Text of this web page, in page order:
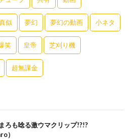
似 夢幻 夢幻の動画 小ネタ
笑 皇帝 芝刈り機
超無課金
ろも唸る激ウマクリップ!?!?
）